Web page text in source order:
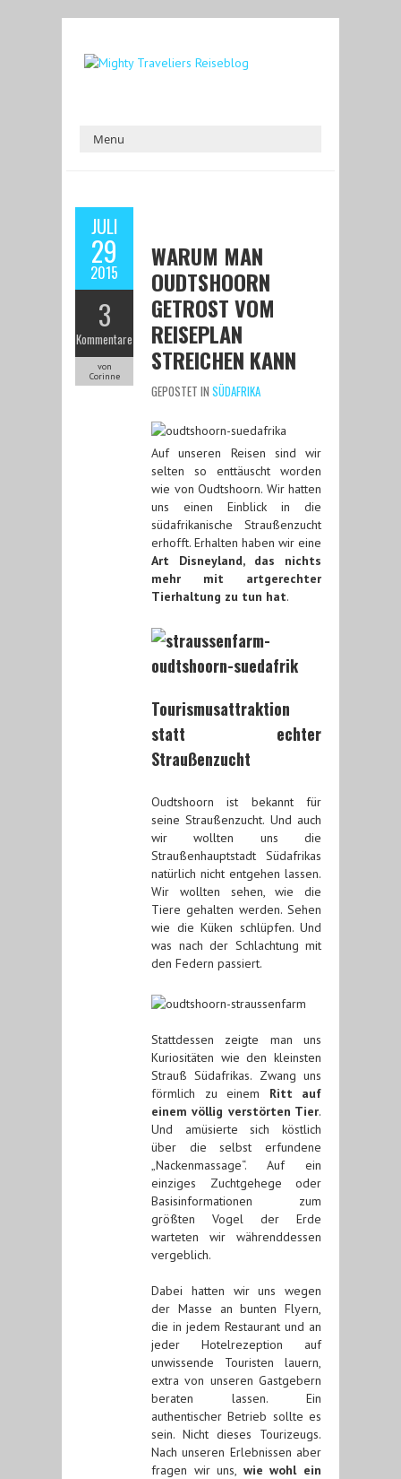
JULI
29
2015
3
Kommentare
von
Corinne
WARUM MAN
OUDTSHOORN
GETROST VOM
REISEPLAN
STREICHEN KANN
GEPOSTET IN SÜDAFRIKA
Auf unseren Reisen sind wir
selten so enttäuscht worden
wie von Oudtshoorn. Wir hatten
uns einen Einblick in die
südafrikanische Straußenzucht
erhofft. Erhalten haben wir eine
Art Disneyland, das nichts
mehr mit artgerechter
Tierhaltung zu tun hat.
Tourismusattraktion
statt echter
Straußenzucht
Oudtshoorn ist bekannt für
seine Straußenzucht. Und auch
wir wollten uns die
Straußenhauptstadt Südafrikas
natürlich nicht entgehen lassen.
Wir wollten sehen, wie die
Tiere gehalten werden. Sehen
wie die Küken schlüpfen. Und
was nach der Schlachtung mit
den Federn passiert.
Stattdessen zeigte man uns
Kuriositäten wie den kleinsten
Strauß Südafrikas. Zwang uns
förmlich zu einem Ritt auf
einem völlig verstörten Tier.
Und amüsierte sich köstlich
über die selbst erfundene
„Nackenmassage“. Auf ein
einziges Zuchtgehege oder
Basisinformationen zum
größten Vogel der Erde
warteten wir währenddessen
vergeblich.
Dabei hatten wir uns wegen
der Masse an bunten Flyern,
die in jedem Restaurant und an
jeder Hotelrezeption auf
unwissende Touristen lauern,
extra von unseren Gastgebern
beraten lassen. Ein
authentischer Betrieb sollte es
sein. Nicht dieses Tourizeugs.
Nach unseren Erlebnissen aber
fragen wir uns, wie wohl ein